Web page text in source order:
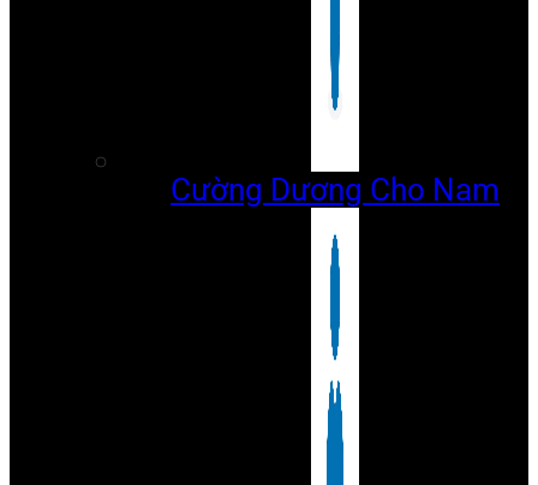
Cường Dương Cho Nam